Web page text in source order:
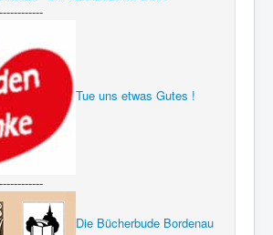
Tue uns etwas Gutes !
Die Bücherbude Bordenau